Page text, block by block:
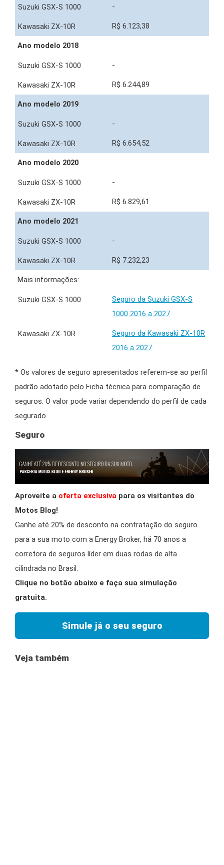
-
R$ 6.123,38
Ano modelo 2018
-
R$ 6.244,89
Ano modelo 2019
-
R$ 6.654,52
Ano modelo 2020
-
R$ 6.829,61
Ano modelo 2021
-
R$ 7.232,23
Mais informações:
Seguro da Suzuki GSX-S
1000 2016 a 2027
Seguro da Kawasaki ZX-10R
2016 a 2027
* Os valores de seguro apresentados referem-se ao perfil
padrão adotado pelo Ficha técnica para comparação de
seguros. O valor pode variar dependendo do perfil de cada
segurado.
Seguro
Aproveite a oferta exclusiva para os visitantes do
Motos Blog!
Ganhe até 20% de desconto na contratação do seguro
para a sua moto com a Energy Broker, há 70 anos a
corretora de seguros líder em duas rodas de alta
cilindrada no Brasil.
Clique no botão abaixo e faça sua simulação
gratuita.
Simule já o seu seguro
Veja também